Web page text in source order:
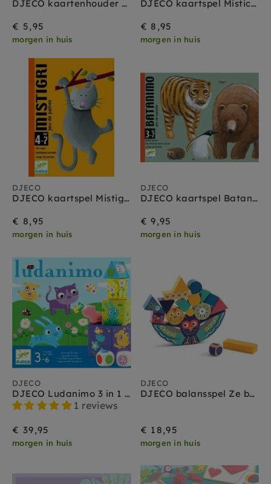
DJECO kaartenhouder poes
€ 5,95
morgen in huis
DJECO kaartspel Misticat 3 jr +
€ 8,95
morgen in huis
DJECO
DJECO kaartspel Mistigri 3 jr +
€ 8,95
morgen in huis
DJECO
DJECO kaartspel Batanimo 3jr+
€ 9,95
morgen in huis
DJECO
DJECO Ludanimo 3 in 1 / 3 jr+
1 reviews
€ 39,95
morgen in huis
DJECO
DJECO balansspel Ze balanceo 3 jr+
€ 18,95
morgen in huis